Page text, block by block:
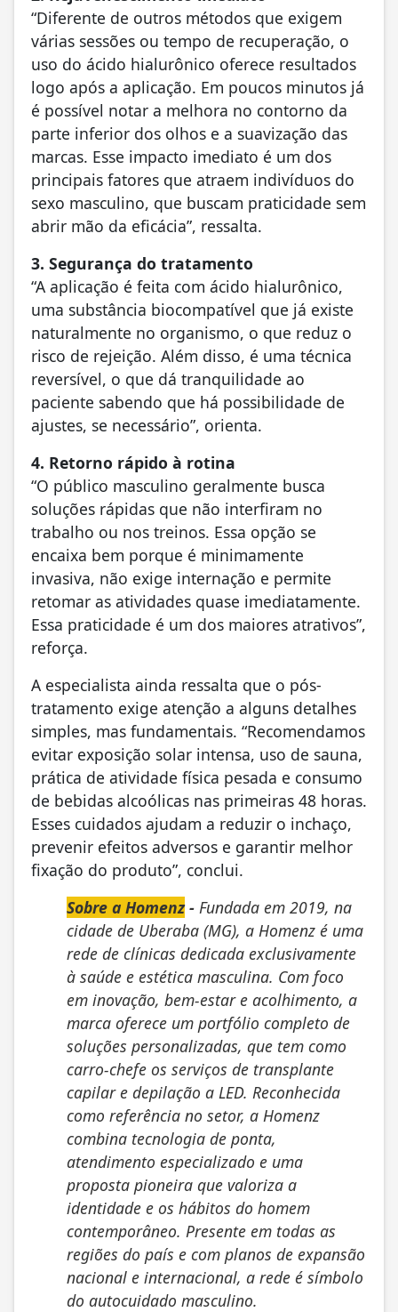
“Diferente de outros métodos que exigem
várias sessões ou tempo de recuperação, o
uso do ácido hialurônico oferece resultados
logo após a aplicação. Em poucos minutos já
é possível notar a melhora no contorno da
parte inferior dos olhos e a suavização das
marcas. Esse impacto imediato é um dos
principais fatores que atraem indivíduos do
sexo masculino, que buscam praticidade sem
abrir mão da eficácia”, ressalta.
3. Segurança do tratamento
“A aplicação é feita com ácido hialurônico,
uma substância biocompatível que já existe
naturalmente no organismo, o que reduz o
risco de rejeição. Além disso, é uma técnica
reversível, o que dá tranquilidade ao
paciente sabendo que há possibilidade de
ajustes, se necessário”, orienta.
4. Retorno rápido à rotina
“O público masculino geralmente busca
soluções rápidas que não interfiram no
trabalho ou nos treinos. Essa opção se
encaixa bem porque é minimamente
invasiva, não exige internação e permite
retomar as atividades quase imediatamente.
Essa praticidade é um dos maiores atrativos”,
reforça.
A especialista ainda ressalta que o pós-
tratamento exige atenção a alguns detalhes
simples, mas fundamentais. “Recomendamos
evitar exposição solar intensa, uso de sauna,
prática de atividade física pesada e consumo
de bebidas alcoólicas nas primeiras 48 horas.
Esses cuidados ajudam a reduzir o inchaço,
prevenir efeitos adversos e garantir melhor
fixação do produto”, conclui.
Sobre a Homenz- Fundada em 2019, na
cidade de Uberaba (MG), a Homenz é uma
rede de clínicas dedicada exclusivamente
à saúde e estética masculina. Com foco
em inovação, bem-estar e acolhimento, a
marca oferece um portfólio completo de
soluções personalizadas, que tem como
carro-chefe os serviços de transplante
capilar e depilação a LED. Reconhecida
como referência no setor, a Homenz
combina tecnologia de ponta,
atendimento especializado e uma
proposta pioneira que valoriza a
identidade e os hábitos do homem
contemporâneo. Presente em todas as
regiões do país e com planos de expansão
nacional e internacional, a rede é símbolo
do autocuidado masculino.